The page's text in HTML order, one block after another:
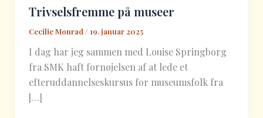
Trivselsfremme på museer
Cecilie Monrad /19. januar 2025
I dag har jeg sammen med Louise Springborg
fra SMK haft fornøjelsen af at lede et
efteruddannelseskursus for museumsfolk fra
[…]